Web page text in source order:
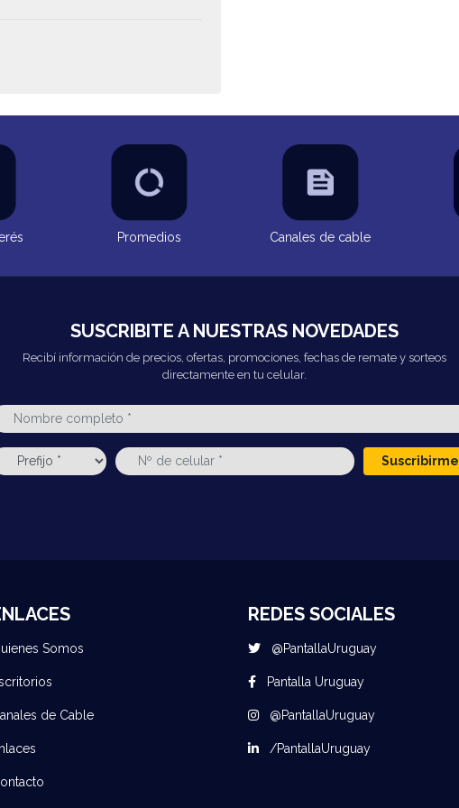
Promedios Canales de cable
SUSCRIBITE A NUESTRAS NOVEDADES
Recibí información de precios, ofertas, promociones, fechas de remate y sorteos
directamente en tu celular.
Suscribirme
Somos
de Cable
REDES SOCIALES
@PantallaUruguay
Pantalla Uruguay
@PantallaUruguay
/PantallaUruguay